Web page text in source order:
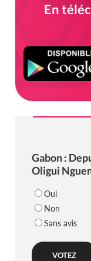
En
Gabon :
Oligui
Oui
Non
Sans avis